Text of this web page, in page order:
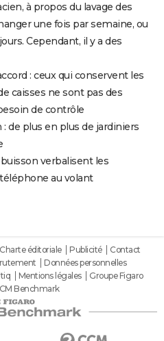
à propos du lavage des
une fois par semaine, ou
Cependant, il y a des
: ceux qui conservent les
caisses ne sont pas des
de contrôle
: de plus en plus de jardiniers
verbalisent les
au volant
Charte éditoriale Publicité
Contact
Données personnelles
Mentions légales
Groupe Figaro
Benchmark